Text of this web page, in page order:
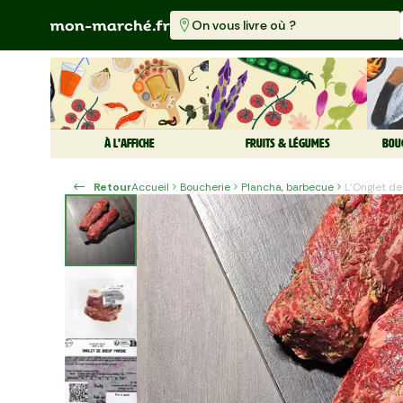
On vous livre où ?
À L'AFFICHE FRUITS & LÉGUMES
RetourAccueil Boucherie Plancha, barbecue L'Onglet